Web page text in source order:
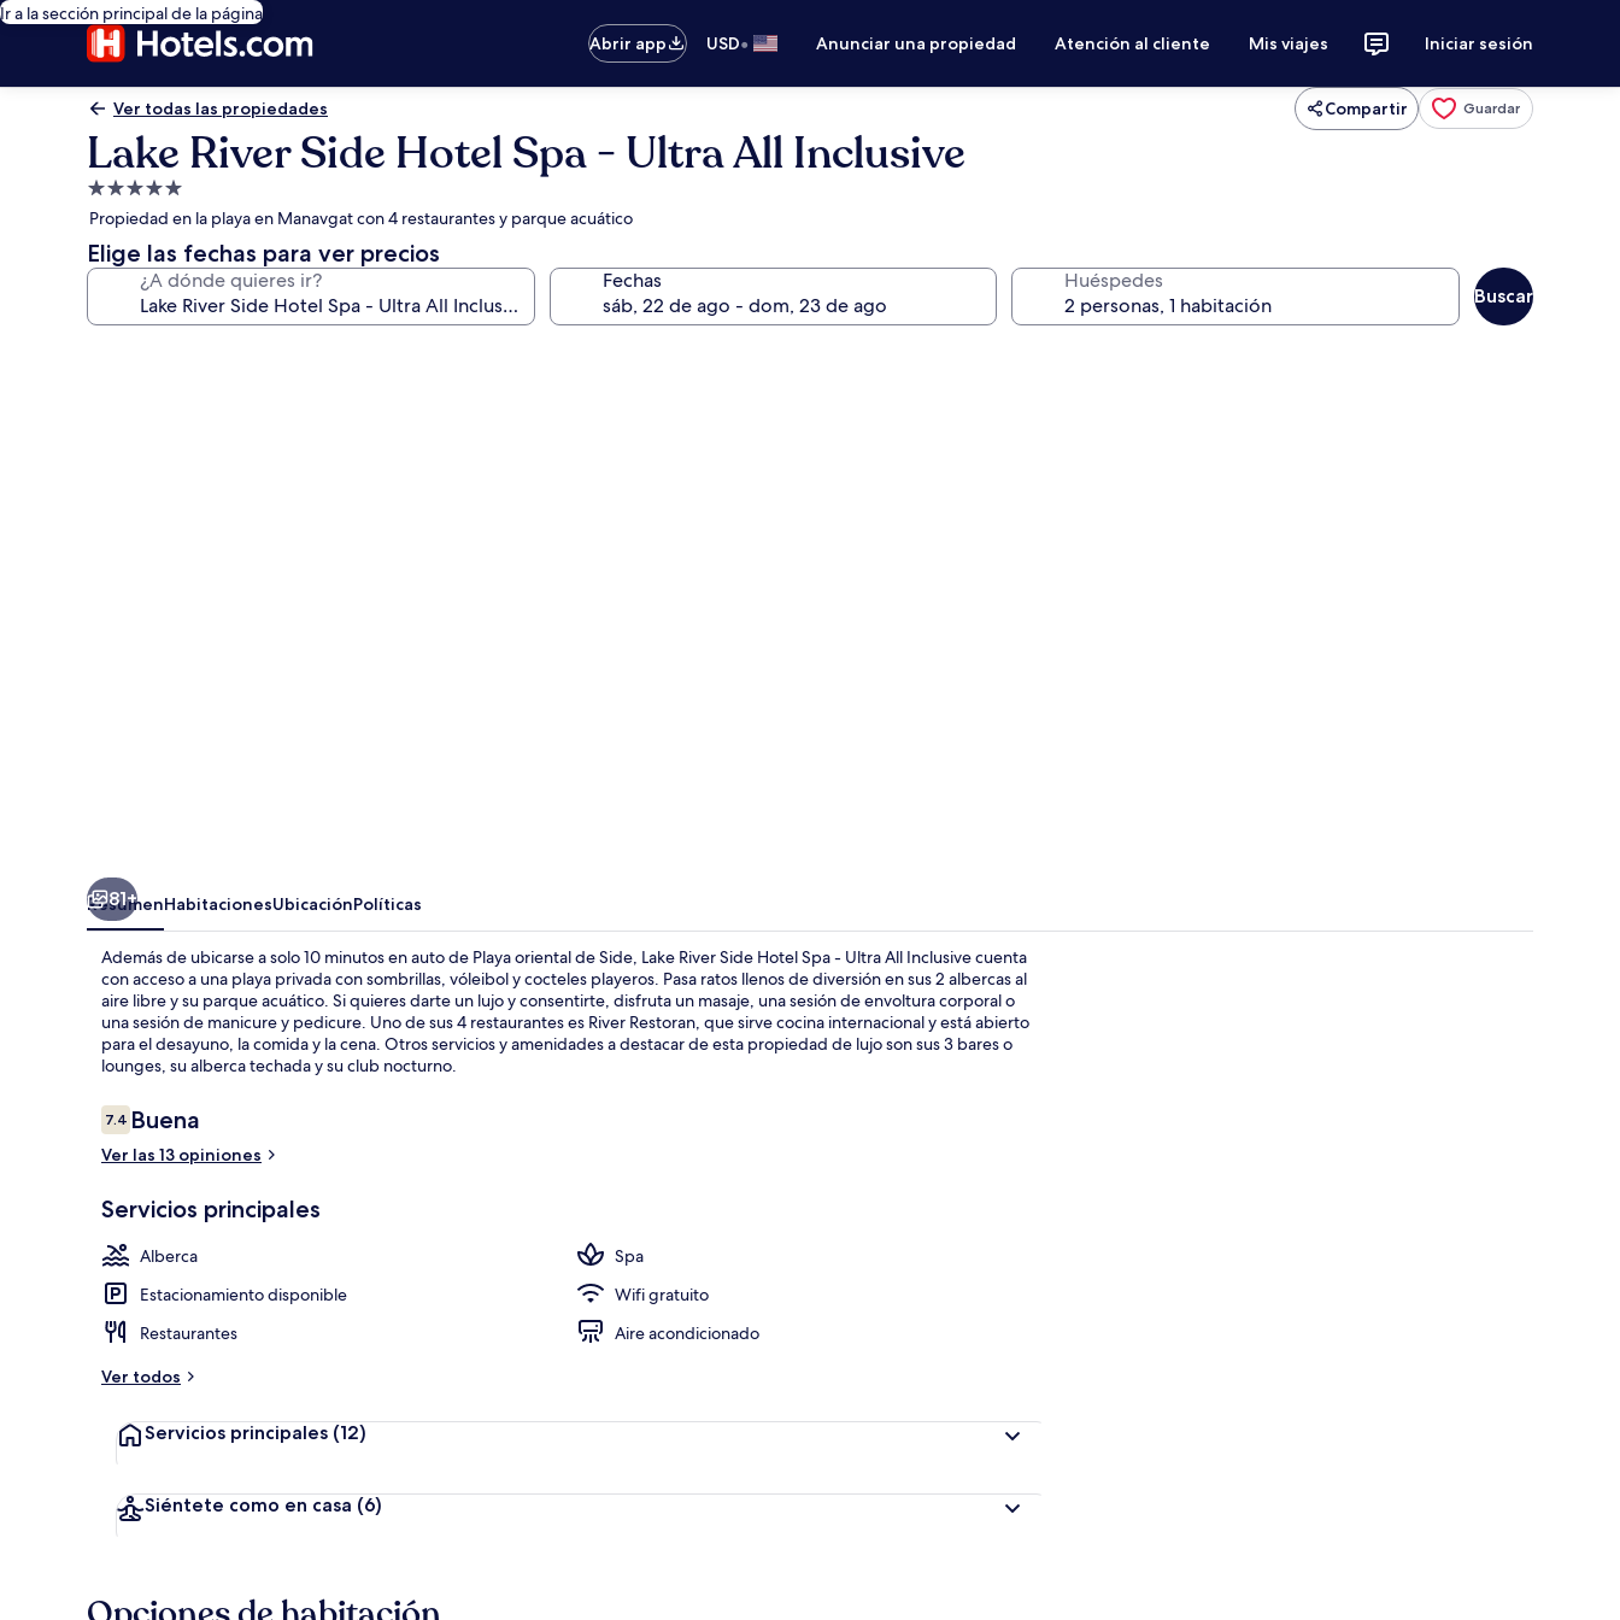
Ir a la sección principal de la página
Abrir app
USD• Anunciar una propiedad Atención al cliente Mis viajes Iniciar sesión
Ver todas las propiedades Compartir Guardar
Lake River Side Hotel Spa - Ultra All Inclusive
Propiedad
de
5.0
estrellas
Propiedad en la playa en Manavgat con 4 restaurantes y parque acuático
Elige las fechas para ver precios
¿A dónde quieres ir? Fechas Huéspedes
Buscar
Diseño del edificio
81+
ResumenHabitacionesUbicaciónPolíticas
Además de ubicarse a solo 10 minutos en auto de Playa oriental de Side, Lake River Side Hotel Spa - Ultra All Inclusive cuenta
con acceso a una playa privada con sombrillas, vóleibol y cocteles playeros. Pasa ratos llenos de diversión en sus 2 albercas al
aire libre y su parque acuático. Si quieres darte un lujo y consentirte, disfruta un masaje, una sesión de envoltura corporal o
una sesión de manicure y pedicure. Uno de sus 4 restaurantes es River Restoran, que sirve cocina internacional y está abierto
para el desayuno, la comida y la cena. Otros servicios y amenidades a destacar de esta propiedad de lujo son sus 3 bares o
lounges, su alberca techada y su club nocturno.
Opiniones
7.47.4 de 10,
Buena
Ver las 13 opiniones
Servicios principales
Alberca
Spa
Estacionamiento disponible
Wifi gratuito
Restaurantes
Aire acondicionado
Ver todos
Servicios principales (12)
Siéntete como en casa (6)